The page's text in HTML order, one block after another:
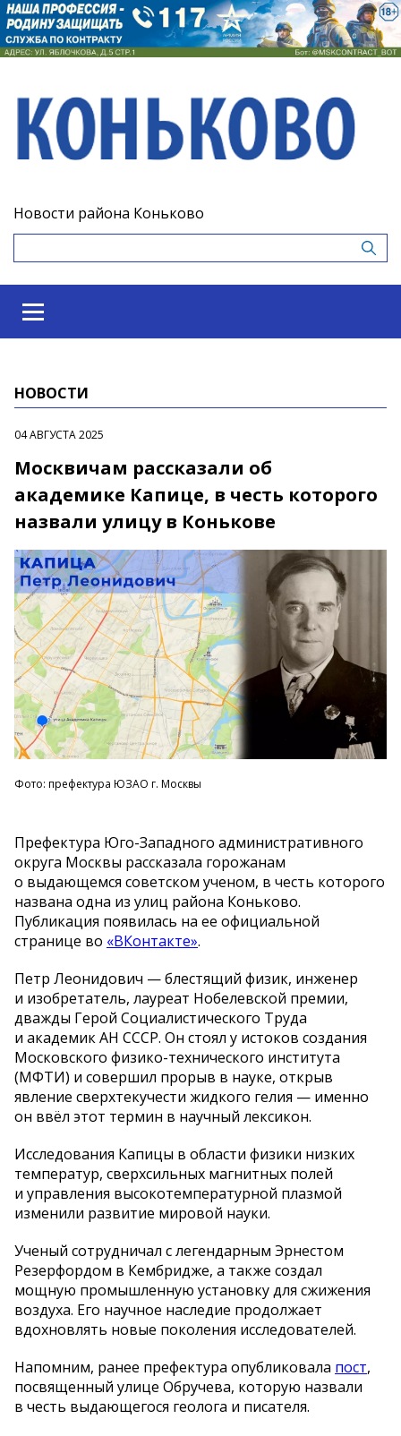
Новости района Коньково
НОВОСТИ
04 АВГУСТА 2025
Москвичам рассказали об
академике Капице, в честь которого
назвали улицу в Конькове
Фото: префектура ЮЗАО г. Москвы
Префектура Юго-Западного административного
округа Москвы рассказала горожанам
о выдающемся советском ученом, в честь которого
названа одна из улиц района Коньково.
Публикация появилась на ее официальной
странице во «ВКонтакте».
Петр Леонидович — блестящий физик, инженер
и изобретатель, лауреат Нобелевской премии,
дважды Герой Социалистического Труда
и академик АН СССР. Он стоял у истоков создания
Московского физико-технического института
(МФТИ) и совершил прорыв в науке, открыв
явление сверхтекучести жидкого гелия — именно
он ввёл этот термин в научный лексикон.
Исследования Капицы в области физики низких
температур, сверхсильных магнитных полей
и управления высокотемпературной плазмой
изменили развитие мировой науки.
Ученый сотрудничал с легендарным Эрнестом
Резерфордом в Кембридже, а также создал
мощную промышленную установку для сжижения
воздуха. Его научное наследие продолжает
вдохновлять новые поколения исследователей.
Напомним, ранее префектура опубликовала пост,
посвященный улице Обручева, которую назвали
в честь выдающегося геолога и писателя.